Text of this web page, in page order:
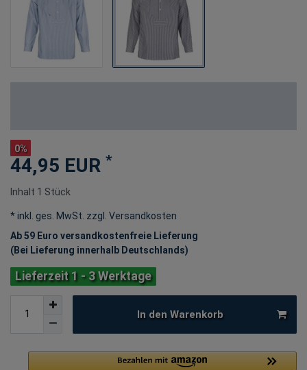
0%
44,95 EUR *
Inhalt 1 Stück
* inkl. ges. MwSt. zzgl.
Versandkosten
Ab 59 Euro versandkostenfreie Lieferung
(Bei Lieferung innerhalb Deutschlands)
Lieferzeit 1 - 3 Werktage
In den Warenkorb